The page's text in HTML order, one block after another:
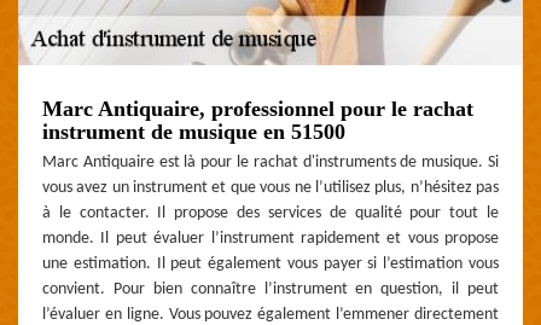
Marc Antiquaire, professionnel pour le rachat
instrument de musique en 51500
Marc Antiquaire est là pour le rachat d'instruments de musique. Si
vous avez un instrument et que vous ne l’utilisez plus, n’hésitez pas
à le contacter. Il propose des services de qualité pour tout le
monde. Il peut évaluer l’instrument rapidement et vous propose
une estimation. Il peut également vous payer si l’estimation vous
convient. Pour bien connaître l’instrument en question, il peut
l’évaluer en ligne. Vous pouvez également l’emmener directement